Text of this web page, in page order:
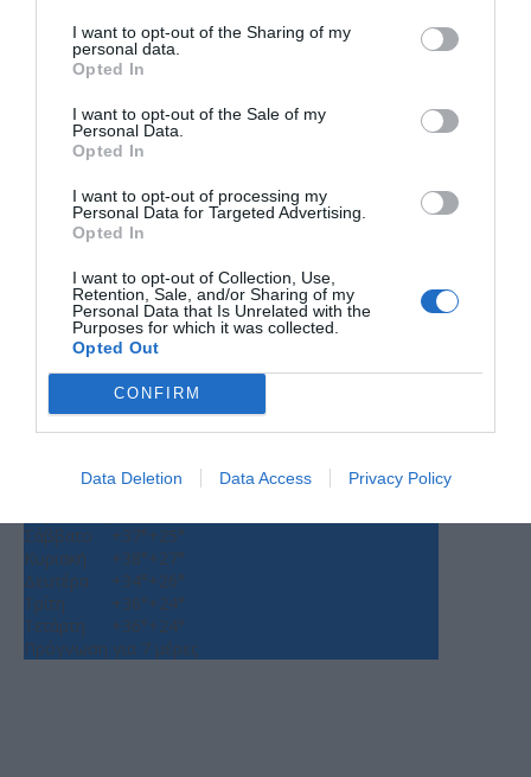
I want to opt-out of the Sharing of my
personal data.
Opted In
I want to opt-out of the Sale of my
Personal Data.
Opted In
I want to opt-out of processing my
Personal Data for Targeted Advertising.
Opted In
I want to opt-out of Collection, Use,
Retention, Sale, and/or Sharing of my
Personal Data that Is Unrelated with the
Purposes for which it was collected.
Opted Out
CONFIRM
Data Deletion Data Access Privacy Policy
Ο ΚΑΙΡΟΣ
Θεσσαλονίκη
Πέμπτη, 06
Σάββατο
+37°+25°
Κυριακή
+38°+27°
Δευτέρα
+34°+26°
Τρίτη
+36°+24°
Τετάρτη
+36°+24°
Πρόγνωση για 7 μέρες